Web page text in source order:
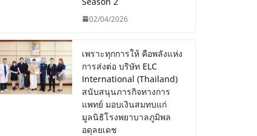
02/04/2026
เพราะทุกการให้ คือพลังแห่ง
การส่งต่อ บริษัท ELC
International (Thailand)
สนับสนุนภารกิจทางการ
แพทย์ มอบเงินสมทบแก่
มูลนิธิโรงพยาบาลภูมิพล
อดุลยเดช